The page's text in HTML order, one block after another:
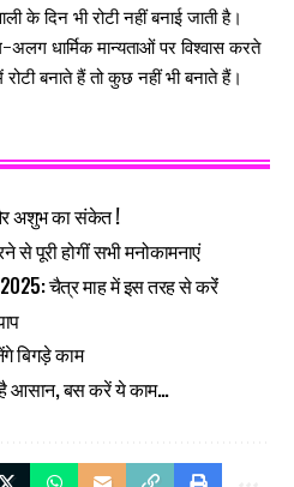
के दिन भी रोटी नहीं बनाई जाती है।
धार्मिक मान्यताओं पर विश्वास करते
बनाते हैं तो कुछ नहीं भी बनाते हैं।
अशुभ का संकेत !
से पूरी होगीं सभी मनोकामनाएं
चैत्र माह में इस तरह से करेंं
बिगड़े काम
है आसान, बस करें ये काम…